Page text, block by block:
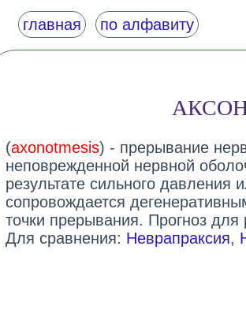
главная по алфавиту
(axonotmesis) - прерывание
неповрежденной нервной
результате сильного
сопровождается
точки прерывания. Прогноз
Для сравнения: Неврапраксия,